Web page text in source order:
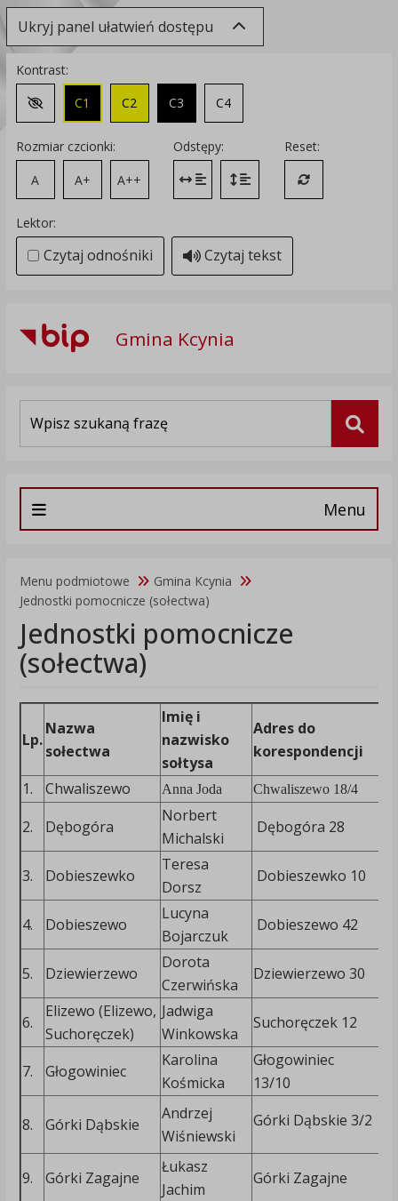
Ukryj panel ułatwień dostępu
Kontrast:
Zmień kontrast na domyślny
C1 C2 C3 C4
Rozmiar czcionki:
A
A+ A++
Odstępy:
Zmień odstęp między literami
Zmień interlinię i margines
Reset:
Przywróć
Lektor:
Czytaj odnośniki Czytaj tekst
Gmina Kcynia
Menu
Menu podmiotowe
Gmina Kcynia
Jednostki pomocnicze (sołectwa)
Jednostki pomocnicze
(sołectwa)
Lp.
Nazwa
sołectwa
Imię i
nazwisko
sołtysa
Adres do
korespondencji
1.
Chwaliszewo Anna Joda Chwaliszewo 18/4
2. Dębogóra
Norbert
Michalski
Dębogóra 28
3.
Dobieszewko
Teresa
Dorsz
Dobieszewko 10
4.
Dobieszewo
Lucyna
Bojarczuk
Dobieszewo 42
5.
Dziewierzewo
Dorota
Czerwińska
Dziewierzewo 30
6.
Elizewo (Elizewo,
Suchoręczek)
Jadwiga
Winkowska
Suchoręczek 12
7.
Głogowiniec
Karolina
Kośmicka
Głogowiniec
13/10
8. Górki Dąbskie
Andrzej
Wiśniewski
Górki Dąbskie 3/2
9. Górki Zagajne
Łukasz
Jachim
Górki Zagajne